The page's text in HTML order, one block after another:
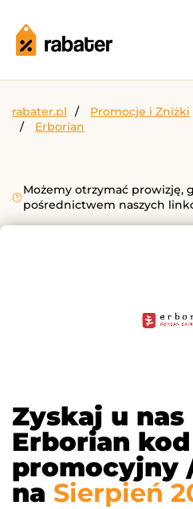
rabater.pl Promocje i Zniżki
Erborian
Możemy otrzymać prowizję,
pośrednictwem naszych
Zyskaj u
Erborian kod
promocyjny
na Sierpień